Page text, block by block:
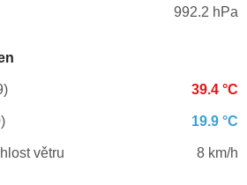
992.2 hPa
39.4 °C
19.9 °C
větru
8 km/h